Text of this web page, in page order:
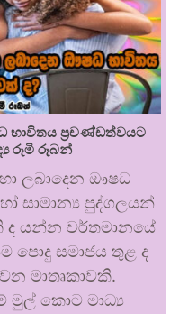
භාවිතය ප්‍රචණ්ඩත්වයට
රූමි රූබන්
ලබාදෙන ඖෂධ
සාමාන්‍ය පුද්ගලයන්
ද යන්න වර්තමානයේ
සමාජය තුළ ද
මාතෘකාවකි.
මුල් කොට මාධ්‍ය